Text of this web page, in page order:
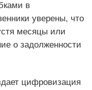
в
уверены, что
месяцы или
о задолженности
цифровизация